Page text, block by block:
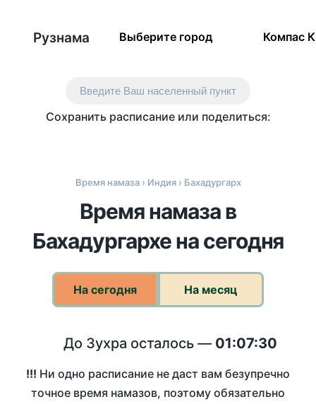
Рузнама Выберите город Компас
Введите Ваш населенный пункт
Сохранить расписание или поделиться:
Время намаза› Индия› Бахадургарх
Время намаза в
Бахадургархе на сегодня
На сегодня На месяц
До Зухра осталось — 01:07:30
!!! Ни одно расписание не даст вам безупречно
точное время намазов, поэтому обязательно